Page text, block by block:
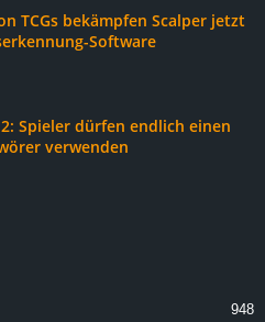
TCGs bekämpfen Scalper jetzt
Software
Spieler dürfen endlich einen
verwenden
948